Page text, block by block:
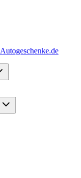
Autogeschenke.de